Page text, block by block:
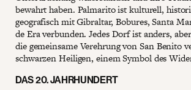
bewahrt haben. Palmarito ist kulturell,
geografisch mit Gibraltar, Bobures, Santa
de Era verbunden. Jedes Dorf ist anders,
die gemeinsame Verehrung von San Benito
schwarzen Heiligen, einem Symbol des
DAS 20. JAHRHUNDERT